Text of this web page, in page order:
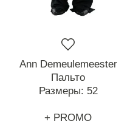
Ann Demeulemeester
Пальто
Размеры: 52
+ PROMO